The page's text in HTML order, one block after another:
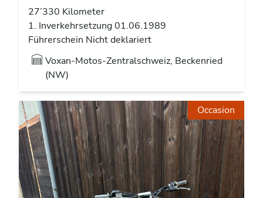
27’330 Kilometer
1. Inverkehrsetzung 01.06.1989
Führerschein Nicht deklariert
Voxan-Motos-Zentralschweiz, Beckenried
(NW)
Occasion